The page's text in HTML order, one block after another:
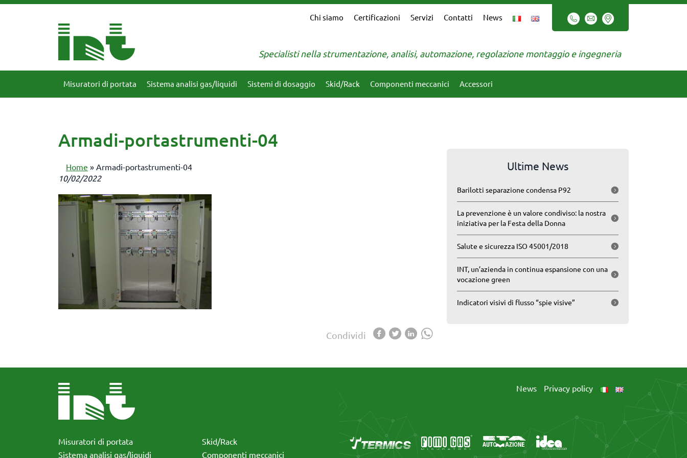
Chi siamo Certificazioni Servizi Contatti News
Specialisti nella strumentazione, analisi, automazione, regolazione montaggio e ingegneria
Misuratori di portata Sistema analisi gas/liquidi Sistemi di dosaggio Skid/Rack Componenti meccanici Accessori
Armadi-portastrumenti-04
Home » Armadi-portastrumenti-04
10/02/2022
Condividi
Ultime News
Barilotti separazione condensa P92
La prevenzione è un valore condiviso: la nostra
iniziativa per la Festa della Donna
Salute e sicurezza ISO 45001/2018
INT, un’azienda in continua espansione con una
vocazione green
Indicatori visivi di flusso “spie visive”
News Privacy policy
Misuratori di portata
Sistema analisi gas/liquidi
Skid/Rack
Componenti meccanici